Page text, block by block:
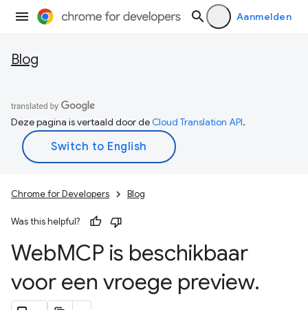
Aanmelden
Blog
Deze pagina is vertaald door deCloud Translation API.
Chrome for Developers Blog
Was this helpful?
WebMCP is beschikbaar
voor een vroege preview.